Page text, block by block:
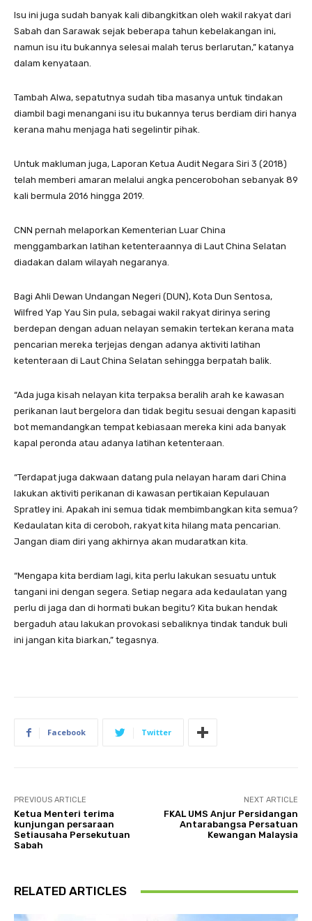
Isu ini juga sudah banyak kali dibangkitkan oleh wakil rakyat dari
Sabah dan Sarawak sejak beberapa tahun kebelakangan ini,
namun isu itu bukannya selesai malah terus berlarutan,” katanya
dalam kenyataan.
Tambah Alwa, sepatutnya sudah tiba masanya untuk tindakan
diambil bagi menangani isu itu bukannya terus berdiam diri hanya
kerana mahu menjaga hati segelintir pihak.
Untuk makluman juga, Laporan Ketua Audit Negara Siri 3 (2018)
telah memberi amaran melalui angka pencerobohan sebanyak 89
kali bermula 2016 hingga 2019.
CNN pernah melaporkan Kementerian Luar China
menggambarkan latihan ketenteraannya di Laut China Selatan
diadakan dalam wilayah negaranya.
Bagi Ahli Dewan Undangan Negeri (DUN), Kota Dun Sentosa,
Wilfred Yap Yau Sin pula, sebagai wakil rakyat dirinya sering
berdepan dengan aduan nelayan semakin tertekan kerana mata
pencarian mereka terjejas dengan adanya aktiviti latihan
ketenteraan di Laut China Selatan sehingga berpatah balik.
“Ada juga kisah nelayan kita terpaksa beralih arah ke kawasan
perikanan laut bergelora dan tidak begitu sesuai dengan kapasiti
bot memandangkan tempat kebiasaan mereka kini ada banyak
kapal peronda atau adanya latihan ketenteraan.
“Terdapat juga dakwaan datang pula nelayan haram dari China
lakukan aktiviti perikanan di kawasan pertikaian Kepulauan
Spratley ini. Apakah ini semua tidak membimbangkan kita semua?
Kedaulatan kita di ceroboh, rakyat kita hilang mata pencarian.
Jangan diam diri yang akhirnya akan mudaratkan kita.
“Mengapa kita berdiam lagi, kita perlu lakukan sesuatu untuk
tangani ini dengan segera. Setiap negara ada kedaulatan yang
perlu di jaga dan di hormati bukan begitu? Kita bukan hendak
bergaduh atau lakukan provokasi sebaliknya tindak tanduk buli
ini jangan kita biarkan,” tegasnya.
Facebook Twitter
PREVIOUS ARTICLE
Ketua Menteri terima
kunjungan persaraan
Setiausaha Persekutuan
Sabah
NEXT ARTICLE
FKAL UMS Anjur Persidangan
Antarabangsa Persatuan
Kewangan Malaysia
RELATED ARTICLES